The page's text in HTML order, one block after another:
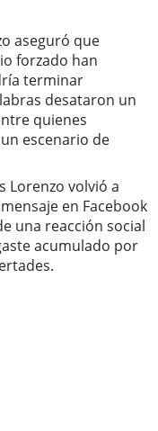
aseguró que
forzado han
terminar
desataron un
quienes
escenario de
Lorenzo volvió a
en Facebook
una reacción social
acumulado por